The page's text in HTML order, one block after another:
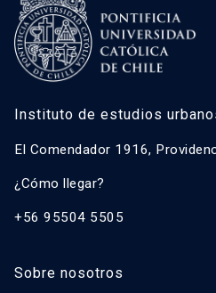
Instituto de estudios
El Comendador 1916,
¿Cómo llegar?
+56 95504 5505
Sobre nosotros